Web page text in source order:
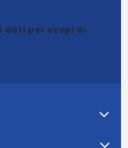
dati per scopi di